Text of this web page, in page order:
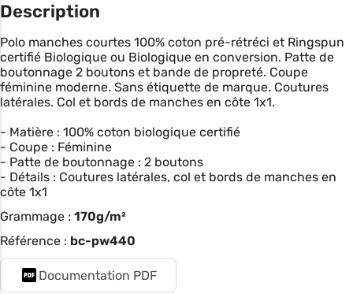
Description
Polo manches courtes 100% coton pré-rétréci et Ringspun
certifié Biologique ou Biologique en conversion. Patte de
boutonnage 2 boutons et bande de propreté. Coupe
féminine moderne. Sans étiquette de marque. Coutures
latérales. Col et bords de manches en côte 1x1.
- Matière : 100% coton biologique certifié
- Coupe : Féminine
- Patte de boutonnage : 2 boutons
- Détails : Coutures latérales, col et bords de manches en
côte 1x1
Grammage : 170g/m²
Référence : bc-pw440
Documentation PDF